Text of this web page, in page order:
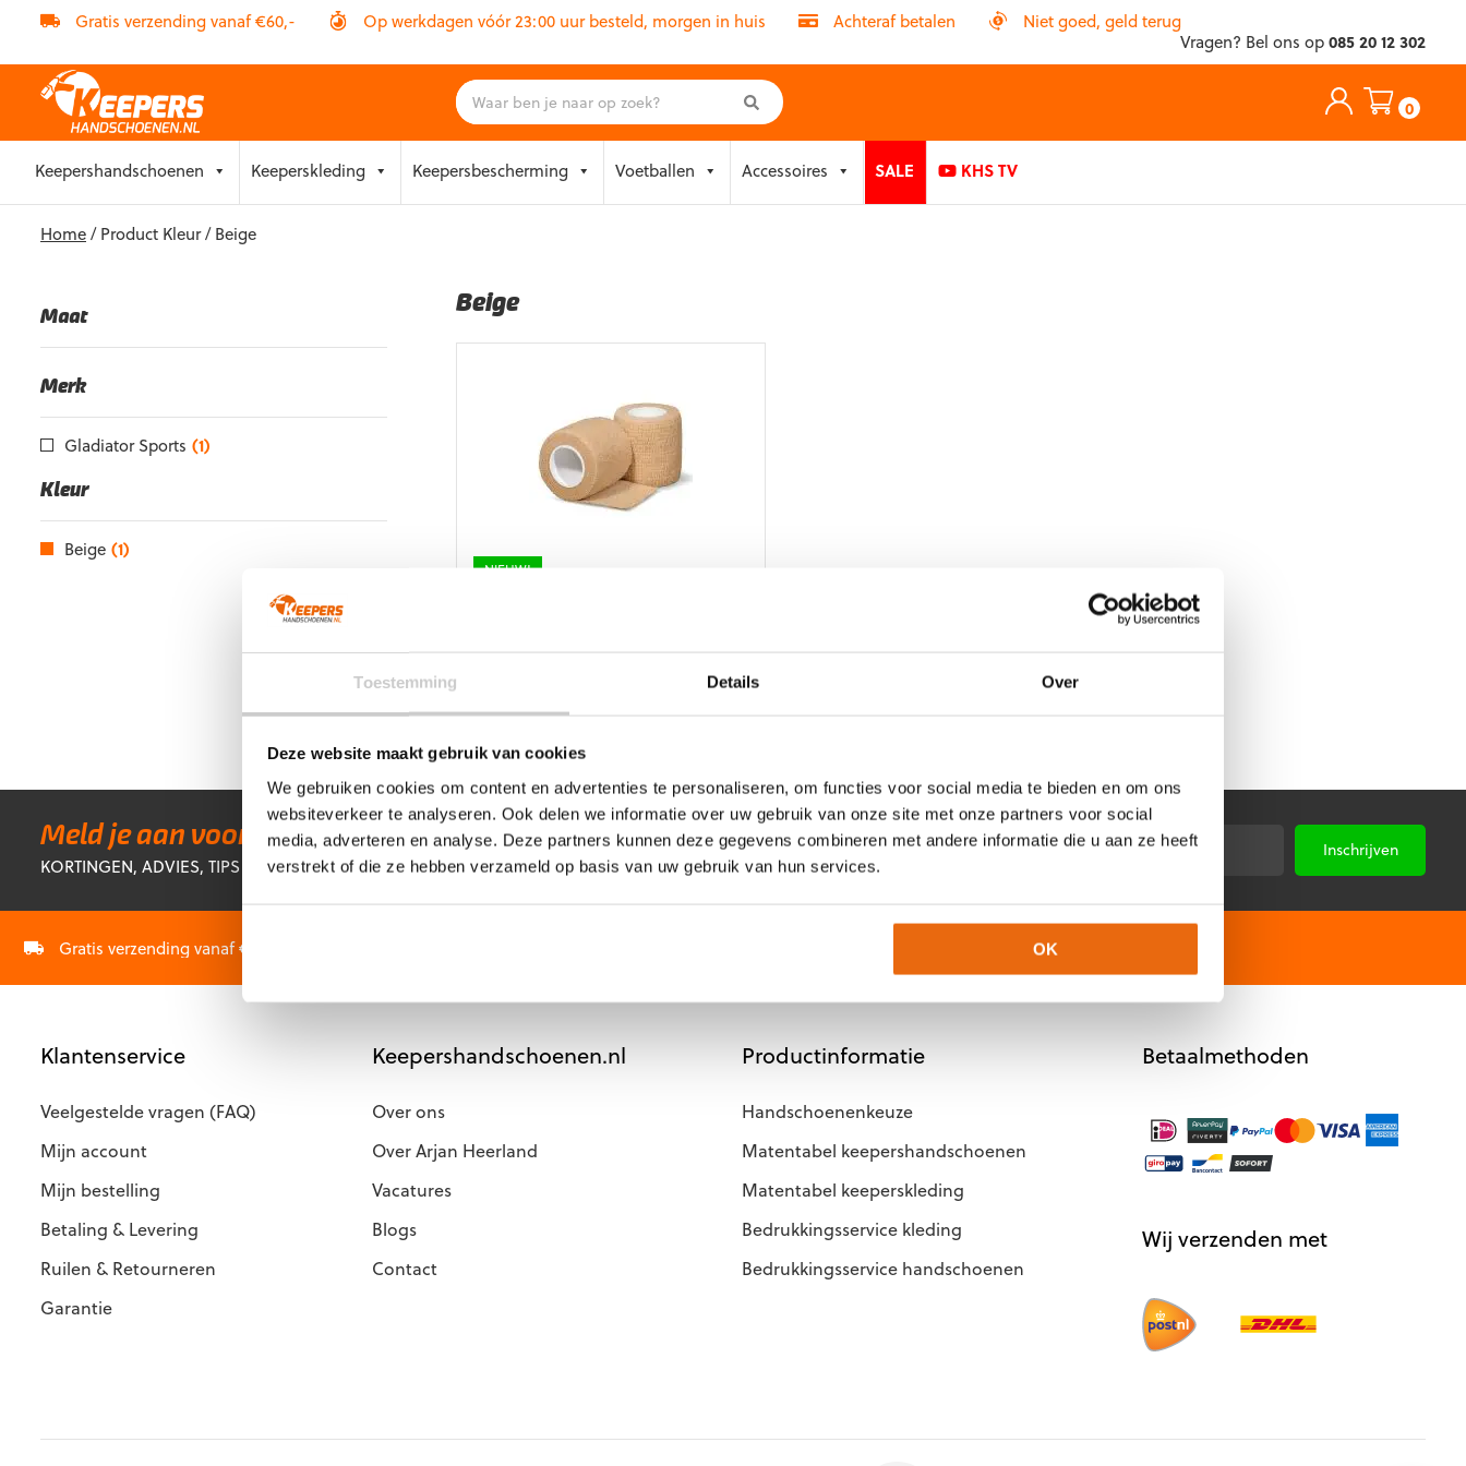
Toestemming Details Over
Deze website maakt gebruik van cookies
We gebruiken cookies om content en advertenties te personaliseren, om functies voor social media te bieden en om ons
websiteverkeer te analyseren. Ook delen we informatie over uw gebruik van onze site met onze partners voor social
media, adverteren en analyse. Deze partners kunnen deze gegevens combineren met andere informatie die u aan ze heeft
verstrekt of die ze hebben verzameld op basis van uw gebruik van hun services.
OK
Gratis verzending vanaf €60,- Op werkdagen vóór 23:00 uur besteld, morgen in huis Achteraf betalen
Niet goed, geld terug
Vragen? Bel ons op085 20 12 302
0
toKeepershandschoenen Keeperskleding Keepersbescherming Voetballen Accessoires SALE KHS TV
Home/ Product Kleur / Beige
Maat
Merk
Gladiator Sports (1)
Kleur
Beige (1)
Beige
NIEUW!
€3,99–€31,99
meerdere
Deze
optie
kan
gekozen
op
Meld je aan voor onze nieuwsbrief!
KORTINGEN, ADVIES, TIPS & TRICKS EN NOG VEEL MEER! Voornaam * Achternaam *
E-
CAPTCHA
Gratis verzending vanaf €60,-
Niet goed, geld terug
Klantenservice
Veelgestelde vragen (FAQ)
Mijn account
Mijn bestelling
Betaling & Levering
Ruilen & Retourneren
Garantie
Keepershandschoenen.nl
Over ons
Over Arjan Heerland
Vacatures
Blogs
Contact
Productinformatie
Handschoenenkeuze
Matentabel keepershandschoenen
Matentabel keeperskleding
Bedrukkingsservice kleding
Bedrukkingsservice handschoenen
Betaalmethoden
Wij verzenden met